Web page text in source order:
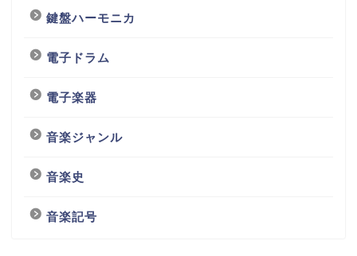
鍵盤ハーモニカ
電子ドラム
電子楽器
音楽ジャンル
音楽史
音楽記号